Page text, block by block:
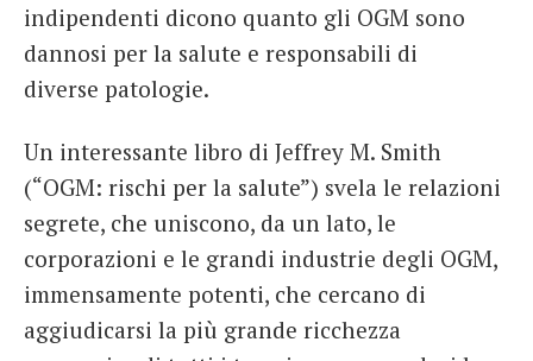
indipendenti dicono quanto gli OGM sono
dannosi per la salute e responsabili di
diverse patologie.
Un interessante libro di Jeffrey M. Smith
(“OGM: rischi per la salute”) svela le relazioni
segrete, che uniscono, da un lato, le
corporazioni e le grandi industrie degli OGM,
immensamente potenti, che cercano di
aggiudicarsi la più grande ricchezza